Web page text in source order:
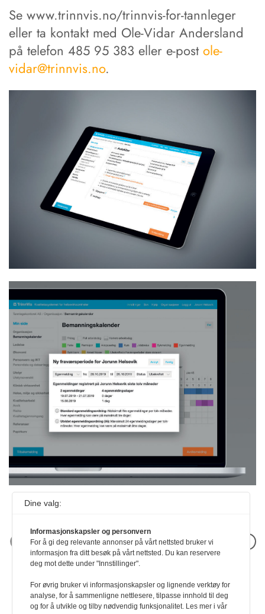
Se www.trinnvis.no/trinnvis-for-tannleger
eller ta kontakt med Ole-Vidar Andersland
på telefon 485 95 383 eller e-postole-
vidar@trinnvis.no.
Neste artikkel
Dine valg:
Informasjonskapsler og personvern
For å gi deg relevante annonser på vårt nettsted bruker vi
informasjon fra ditt besøk på vårt nettsted. Du kan reservere
deg mot dette under "Innstillinger".
For øvrig bruker vi informasjonskapsler og lignende verktøy for
analyse, for å sammenligne nettlesere, tilpasse innhold til deg
og for å utvikle og tilby nødvendig funksjonalitet. Les mer i vår